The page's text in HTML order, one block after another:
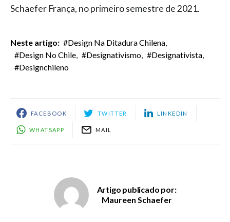
Schaefer França, no primeiro semestre de 2021.
Neste artigo: #design Na Ditadura Chilena,
#design No Chile, #designativismo, #designativista,
#designchileno
FACEBOOK TWITTER LINKEDIN
WHATSAPP MAIL
Artigo publicado por:
Maureen Schaefer